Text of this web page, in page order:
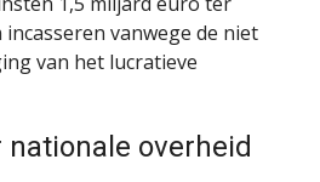
vanwege de niet
van het lucratieve
overheid